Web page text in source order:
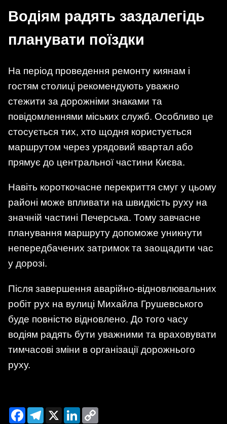
Водіям радять заздалегідь
планувати поїздки
На період проведення ремонту киянам і
гостям столиці рекомендують уважно
стежити за дорожніми знаками та
повідомленнями міських служб. Особливо це
стосується тих, хто щодня користується
маршрутом через урядовий квартал або
прямує до центральної частини Києва.
Навіть короткочасне перекриття смуг у цьому
районі може впливати на швидкість руху на
значній частині Печерська. Тому завчасне
планування маршруту допоможе уникнути
непередбачених затримок та заощадити час
у дорозі.
Після завершення аварійно-відновлювальних
робіт рух на вулиці Михайла Грушевського
буде повністю відновлено. До того часу
водіям радять бути уважними та враховувати
тимчасові зміни в організації дорожнього
руху.
FacebookTelegram
X LinkedIn